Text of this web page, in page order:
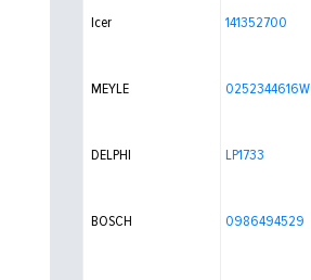
Icer 141352700
MEYLE 0252344616W
DELPHI LP1733
BOSCH 0986494529